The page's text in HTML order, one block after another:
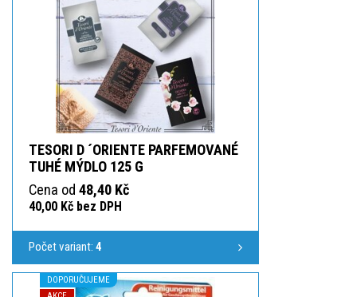
TESORI D ´ORIENTE PARFEMOVANÉ
TUHÉ MÝDLO 125 G
Cena od 48,40 Kč
40,00 Kč bez DPH
Počet variant: 4
DOPORUČUJEME